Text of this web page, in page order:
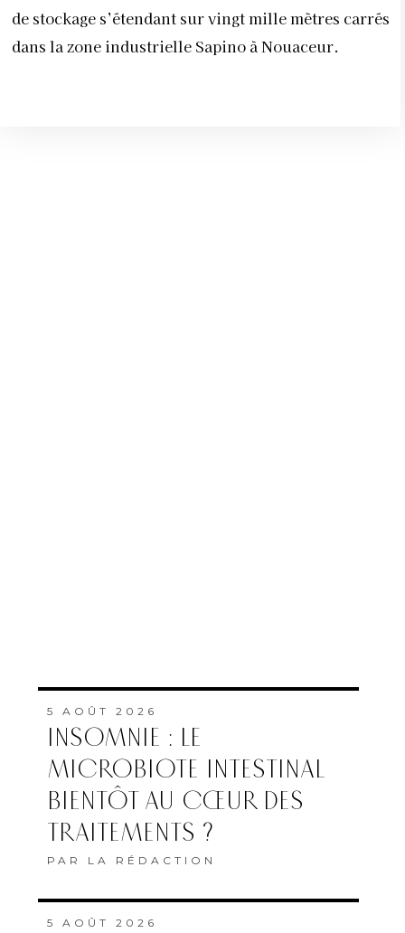
de stockage s’étendant sur vingt mille mètres carrés
dans la zone industrielle Sapino à Nouaceur.
5 AOÛT 2026
INSOMNIE : LE
MICROBIOTE INTESTINAL
BIENTÔT AU CŒUR DES
TRAITEMENTS ?
PAR LA RÉDACTION
5 AOÛT 2026